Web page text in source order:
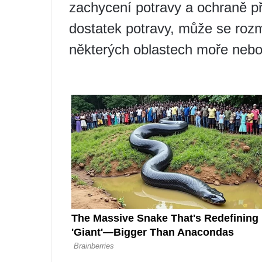
zachycení potravy a ochraně
dostatek potravy, může se
některých oblastech moře